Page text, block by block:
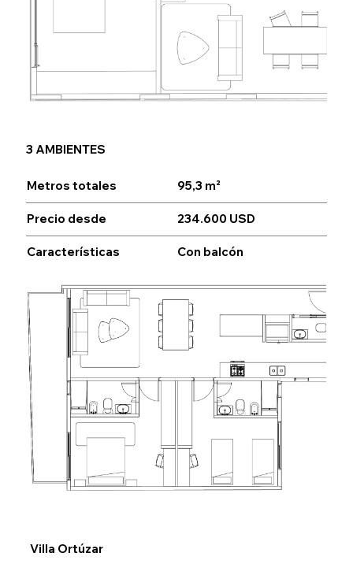
3 AMBIENTES
Metros totales 95,3 m²
Precio desde 234.600 USD
Características Con balcón
Villa Ortúzar